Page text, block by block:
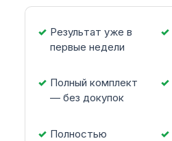
Результат уже в
первые недели
Полный комплект
— без докупок
Полностью